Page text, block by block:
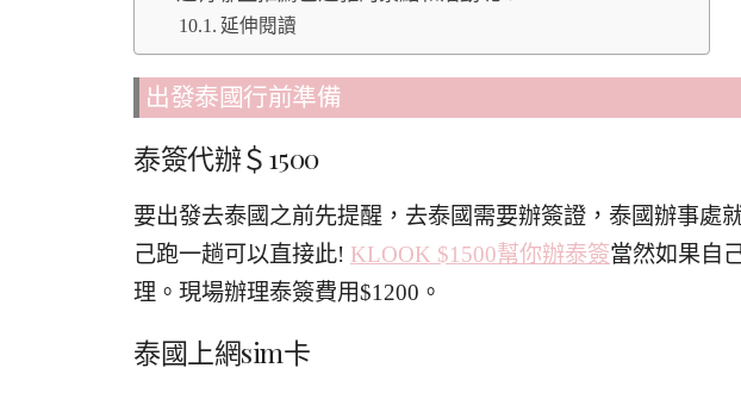
延伸閱讀
出發泰國行前準備
泰簽代辦＄1500
要出發去泰國之前先提醒，去泰國需要辦簽證，泰國辦事處
己跑一趟可以直接此! KLOOK $1500幫你辦泰簽當然如果自
理。現場辦理泰簽費用$1200。
泰國上網sim卡